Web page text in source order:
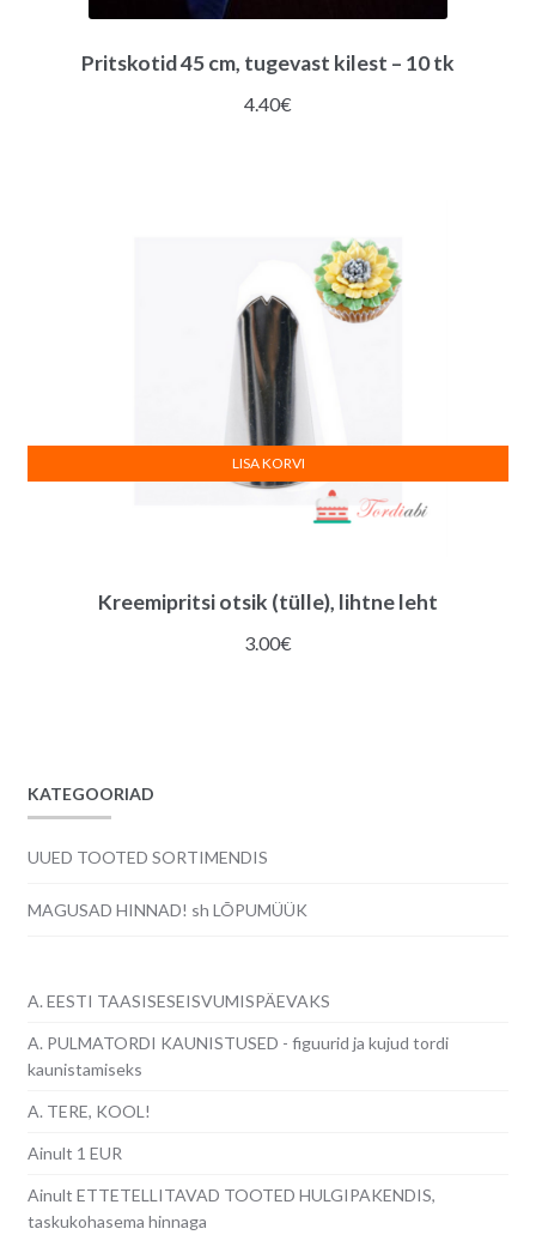
Pritskotid 45 cm, tugevast kilest – 10 tk
4.40€
Kreemipritsi otsik (tülle), lihtne leht
3.00€
LISA KORVI
KATEGOORIAD
UUED TOOTED SORTIMENDIS
MAGUSAD HINNAD! sh LÕPUMÜÜK
A. EESTI TAASISESEISVUMISPÄEVAKS
A. PULMATORDI KAUNISTUSED - figuurid ja kujud tordi
kaunistamiseks
A. TERE, KOOL!
Ainult 1 EUR
Ainult ETTETELLITAVAD TOOTED HULGIPAKENDIS,
taskukohasema hinnaga